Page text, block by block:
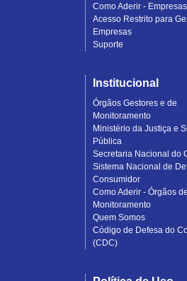
Como Aderir - Empresas
Acesso Restrito para
Empresas
Suporte
Institucional
Órgãos Gestores e de
Monitoramento
Ministério da Justiça e
Pública
Secretaria Nacional do
Sistema Nacional de
Consumidor
Como Aderir - Órgãos de
Monitoramento
Quem Somos
Código de Defesa do
(CDC)